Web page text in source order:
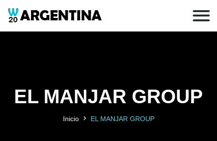
EL MANJAR GROUP
Inicio EL MANJAR GROUP